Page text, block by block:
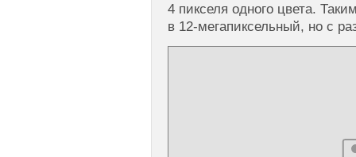
4 пикселя одного цвета.
в 12-мегапиксельный, но с